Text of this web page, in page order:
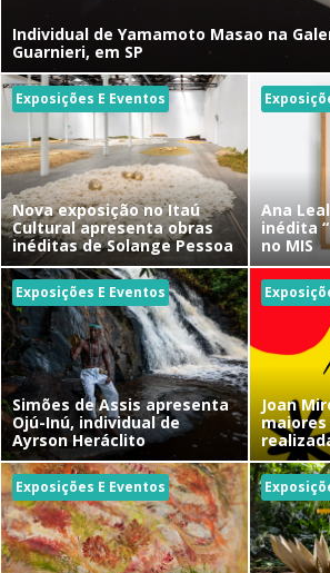
Individual de Yamamoto Masao na
Guarnieri, em SP
Exposições E Eventos
Nova exposição no Itaú
Cultural apresenta obras
inéditas de Solange Pessoa
Ana
inédita
no MIS
Exposições E Eventos
Simões de Assis apresenta
Ojú-Inú, individual de
Ayrson Heráclito
Joan
Exposições E Eventos